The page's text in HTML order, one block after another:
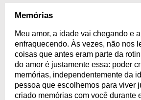
Memórias
Meu amor, a idade vai chegando e
enfraquecendo. Às vezes, não nos
coisas que antes eram parte da
do amor é justamente essa: poder
memórias, independentemente da
pessoa que escolhemos para viver
criado memórias com você durante